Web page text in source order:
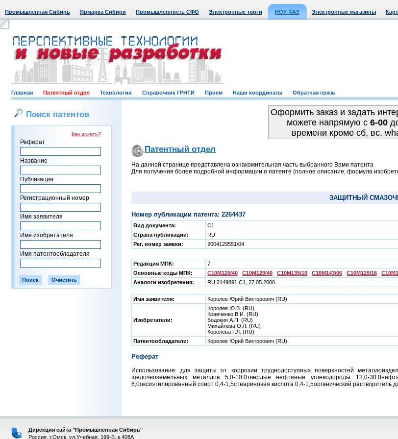
Промышленная Сибирь Ярмарка Сибири Промышленность СФО Электронные торги НОУ-ХАУ Электронные магазины
Главная Патентный отдел Технологии Справочник ГРНТИ Прием Наши координаты Обратная связь
Поиск патентов
Как искать?
Реферат
Название
Публикация
Регистрационный номер
Имя заявителя
Имя изобретателя
Имя патентообладателя
Оформить заказ и задать
можете напрямую c 6-00
времени кроме сб, вс.
Патентный отдел
На данной странице представлена ознакомительная часть выбранного Вами патента
Для получения более подробной информации о патенте (полное описание, формула
ЗАЩИТНЫЙ
Номер публикации патента: 2264437
Вид документа:
C1
Страна публикации:
RU
Рег. номер заявки:
2004129551/04
Редакция МПК:
7
Основные коды МПК:
C10M129/40 C10M129/40 C10M135/10 C10M143/06 C10M129/16
Аналоги изобретения:
RU 2149891 C1, 27.05.2000.
Имя заявителя: Королев Юрий Викторович (RU)
Изобретатели:
Королев Ю.В. (RU)
Кравченко В.И. (RU)
Бодокия А.П. (RU)
Михайлова О.Л. (RU)
Королева Г.Л. (RU)
Патентообладатели:
Королев Юрий Викторович (RU)
Реферат
Использование: для защиты от коррозии труднодоступных поверхностей
щелочноземельных металлов 5,0-10,0твердые нефтяные углеводороды 13,0-
6,0оксиэтилированный спирт 0,4-1,5стеариновая кислота 0,4-1,5органический растворитель
Дирекция сайта "Промышленная Сибирь"
Россия, г.Омск, ул.Учебная, 199-Б, к.408А